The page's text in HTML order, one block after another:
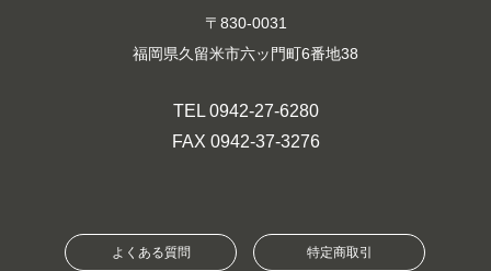
〒830-0031
福岡県久留米市六ッ門町6番地38
TEL 0942-27-6280
FAX 0942-37-3276
よくある質問 特定商取引